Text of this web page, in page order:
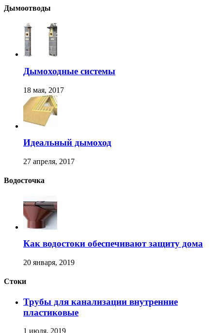
Дымоотводы
Дымоходные системы
18 мая, 2017
Идеальный дымоход
27 апреля, 2017
Водосточка
Как водостоки обеспечивают защиту дома
20 января, 2019
Стоки
Трубы для канализации внутренние
пластиковые
1 июля, 2019